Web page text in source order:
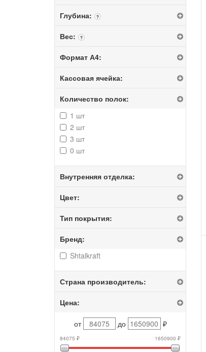
Глубина: ?
Вес: ?
Формат А4:
Кассовая ячейка:
Количество полок:
1 шт
2 шт
3 шт
0 шт
Внутренняя отделка:
Цвет:
Тип покрытия:
Бренд:
Shtalkraft
Страна производитель:
Цена:
от до ₽
84075 ₽ 1650900 ₽